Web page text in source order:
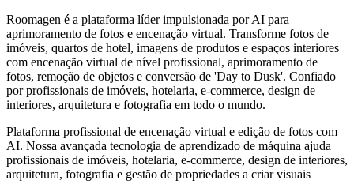
Roomagen é a plataforma líder impulsionada por AI para
aprimoramento de fotos e encenação virtual. Transforme fotos de
imóveis, quartos de hotel, imagens de produtos e espaços interiores
com encenação virtual de nível profissional, aprimoramento de
fotos, remoção de objetos e conversão de 'Day to Dusk'. Confiado
por profissionais de imóveis, hotelaria, e-commerce, design de
interiores, arquitetura e fotografia em todo o mundo.
Plataforma profissional de encenação virtual e edição de fotos com
AI. Nossa avançada tecnologia de aprendizado de máquina ajuda
profissionais de imóveis, hotelaria, e-commerce, design de interiores,
arquitetura, fotografia e gestão de propriedades a criar visuais